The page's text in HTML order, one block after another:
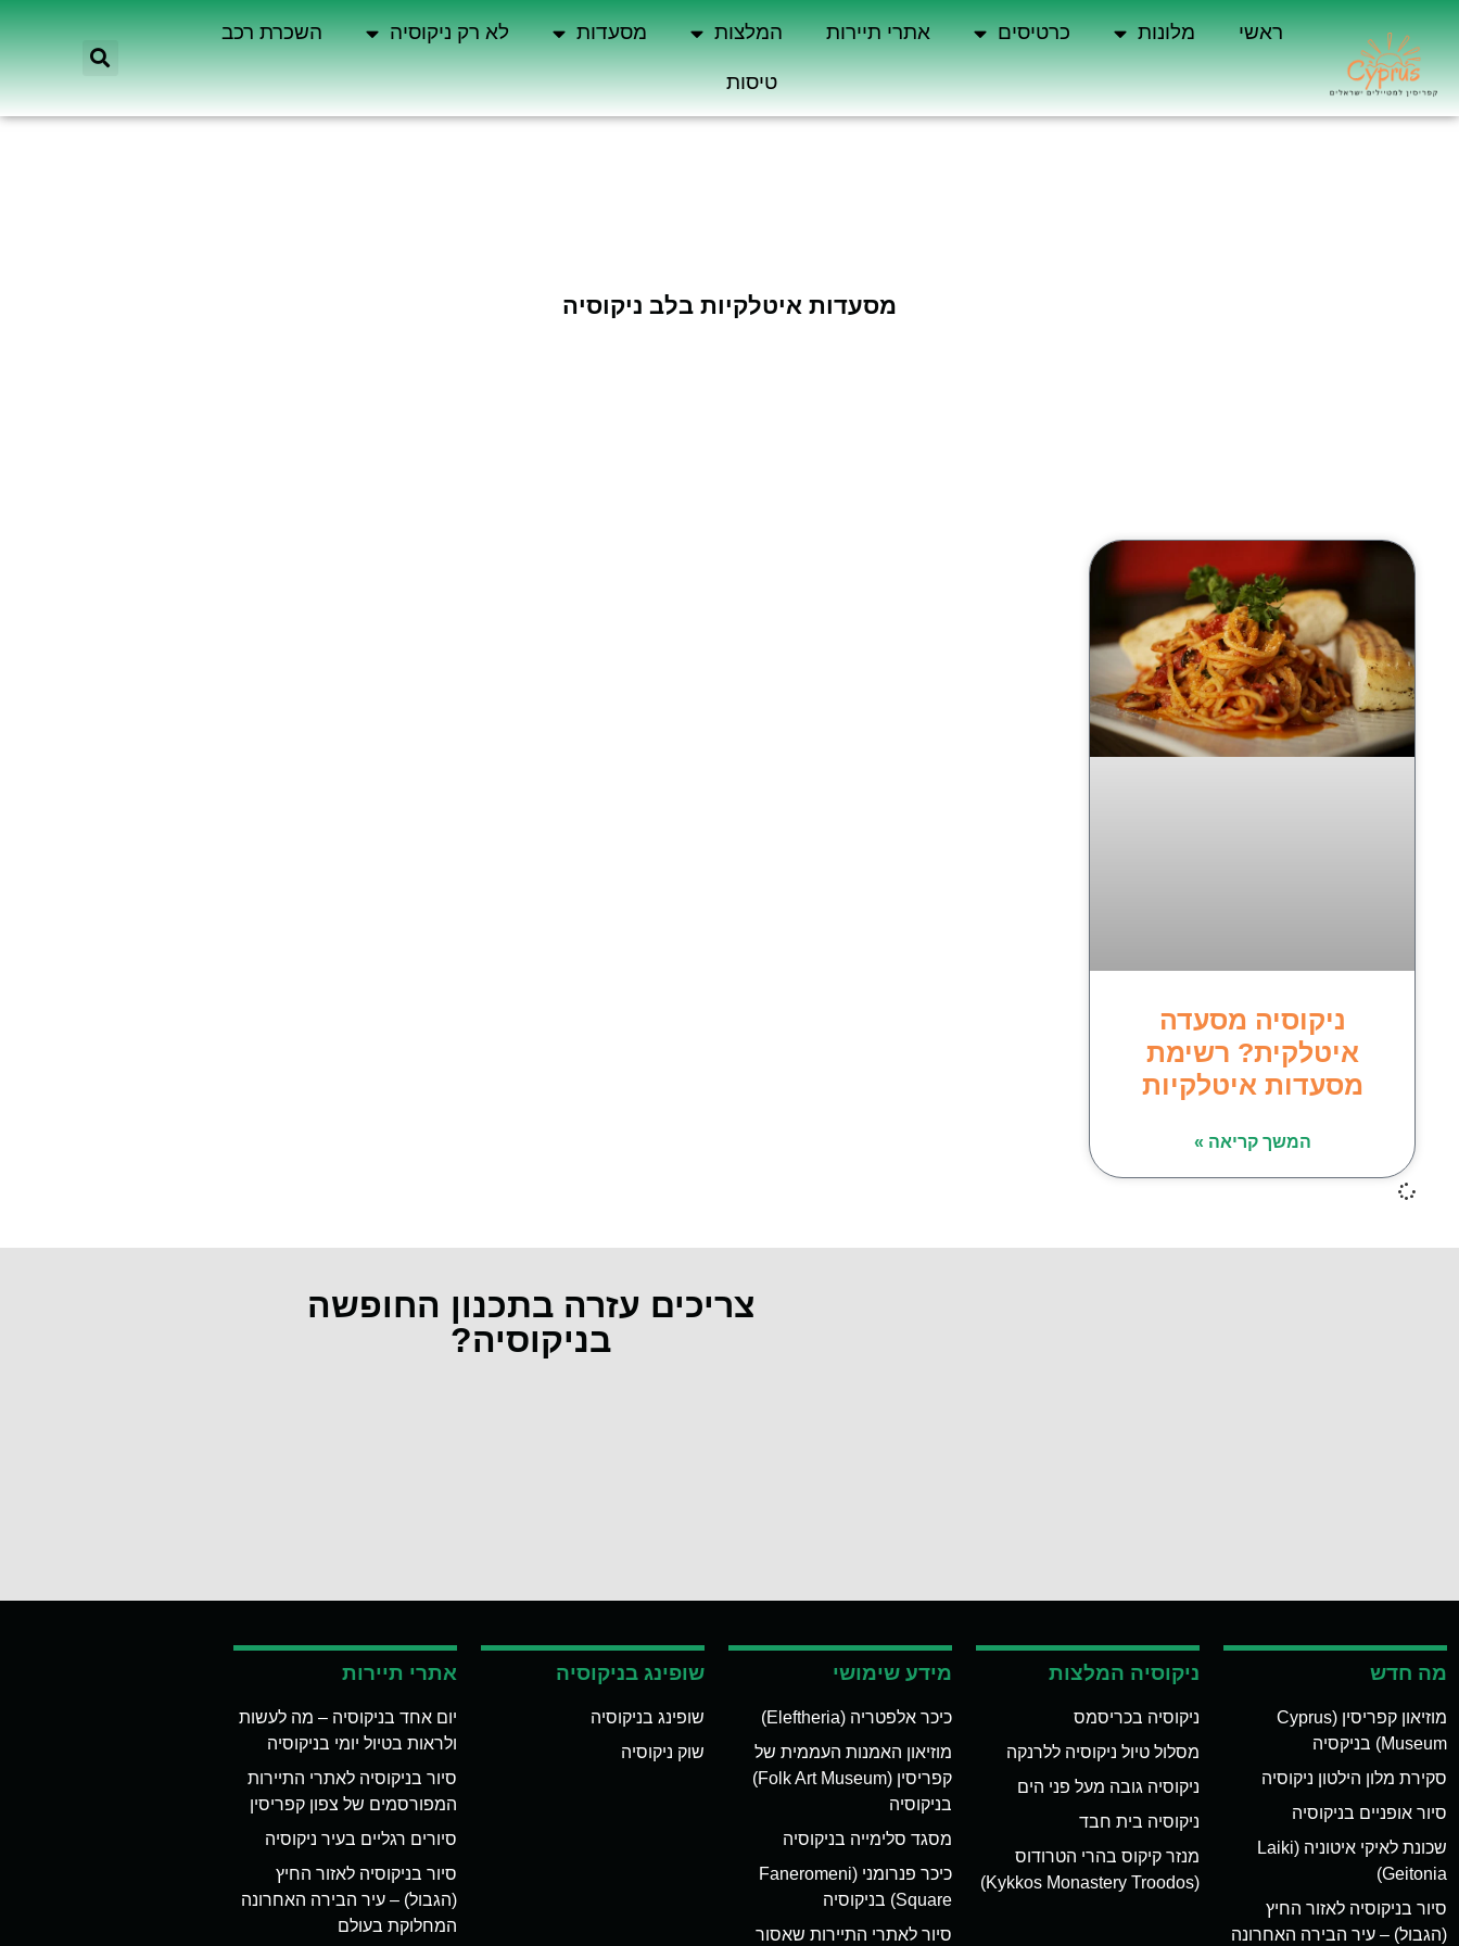
ראשי מלונות כרטיסים אתרי תיירות המלצות מסעדות לא רק ניקוסיה השכרת רכב
טיסות
מסעדות איטלקיות בלב ניקוסיה
ניקוסיה מסעדה
איטלקית? רשימת
מסעדות איטלקיות
המשך קריאה »
צריכים עזרה בתכנון החופשה
בניקוסיה?
מה חדש
מוזיאון קפריסין (Cyprus
Museum) בניקסיה
סקירת מלון הילטון ניקוסיה
סיור אופניים בניקוסיה
שכונת לאיקי איטוניה (Laiki
Geitonia)
סיור בניקוסיה לאזור החיץ
(הגבול) – עיר הבירה האחרונה
ניקוסיה המלצות
ניקוסיה בכריסמס
מסלול טיול ניקוסיה ללרנקה
ניקוסיה גובה מעל פני הים
ניקוסיה בית חבד
מנזר קיקוס בהרי הטרודוס
(Kykkos Monastery Troodos)
מידע שימושי
כיכר אלפטריה (Eleftheria)
מוזיאון האמנות העממית של
קפריסין (Folk Art Museum)
בניקוסיה
מסגד סלימייה בניקוסיה
כיכר פנרומני (Faneromeni
Square) בניקוסיה
סיור לאתרי התיירות שאסור
שופינג בניקוסיה
שופינג בניקוסיה
שוק ניקוסיה
אתרי תיירות
יום אחד בניקוסיה – מה לעשות
ולראות בטיול יומי בניקוסיה
סיור בניקוסיה לאתרי התיירות
המפורסמים של צפון קפריסין
סיורים רגליים בעיר ניקוסיה
סיור בניקוסיה לאזור החיץ
(הגבול) – עיר הבירה האחרונה
המחלוקת בעולם